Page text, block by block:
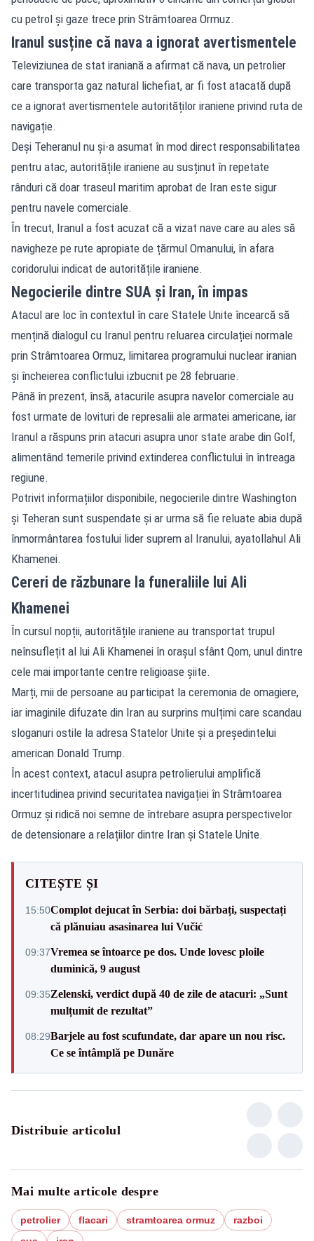
cu petrol și gaze trece prin Strâmtoarea Ormuz.
Iranul susține că nava a ignorat avertismentele
Televiziunea de stat iraniană a afirmat că nava, un petrolier
care transporta gaz natural lichefiat, ar fi fost atacată după
ce a ignorat avertismentele autorităților iraniene privind ruta de
navigație.
Deși Teheranul nu și-a asumat în mod direct responsabilitatea
pentru atac, autoritățile iraniene au susținut în repetate
rânduri că doar traseul maritim aprobat de Iran este sigur
pentru navele comerciale.
În trecut, Iranul a fost acuzat că a vizat nave care au ales să
navigheze pe rute apropiate de țărmul Omanului, în afara
coridorului indicat de autoritățile iraniene.
Negocierile dintre SUA și Iran, în impas
Atacul are loc în contextul în care Statele Unite încearcă să
mențină dialogul cu Iranul pentru reluarea circulației normale
prin Strâmtoarea Ormuz, limitarea programului nuclear iranian
și încheierea conflictului izbucnit pe 28 februarie.
Până în prezent, însă, atacurile asupra navelor comerciale au
fost urmate de lovituri de represalii ale armatei americane, iar
Iranul a răspuns prin atacuri asupra unor state arabe din Golf,
alimentând temerile privind extinderea conflictului în întreaga
regiune.
Potrivit informațiilor disponibile, negocierile dintre Washington
și Teheran sunt suspendate și ar urma să fie reluate abia după
înmormântarea fostului lider suprem al Iranului, ayatollahul Ali
Khamenei.
Cereri de răzbunare la funeraliile lui Ali
Khamenei
În cursul nopții, autoritățile iraniene au transportat trupul
neînsuflețit al lui Ali Khamenei în orașul sfânt Qom, unul dintre
cele mai importante centre religioase șiite.
Marți, mii de persoane au participat la ceremonia de omagiere,
iar imaginile difuzate din Iran au surprins mulțimi care scandau
sloganuri ostile la adresa Statelor Unite și a președintelui
american Donald Trump.
În acest context, atacul asupra petrolierului amplifică
incertitudinea privind securitatea navigației în Strâmtoarea
Ormuz și ridică noi semne de întrebare asupra perspectivelor
de detensionare a relațiilor dintre Iran și Statele Unite.
CITEȘTE ȘI
15:50Complot dejucat în Serbia: doi bărbați, suspectați
că plănuiau asasinarea lui Vučić
09:37Vremea se întoarce pe dos. Unde lovesc ploile
duminică, 9 august
09:35Zelenski, verdict după 40 de zile de atacuri: „Sunt
mulțumit de rezultat”
08:29Barjele au fost scufundate, dar apare un nou risc.
Ce se întâmplă pe Dunăre
Distribuie articolul
Mai multe articole despre
petrolier flacari stramtoarea ormuz
razboi